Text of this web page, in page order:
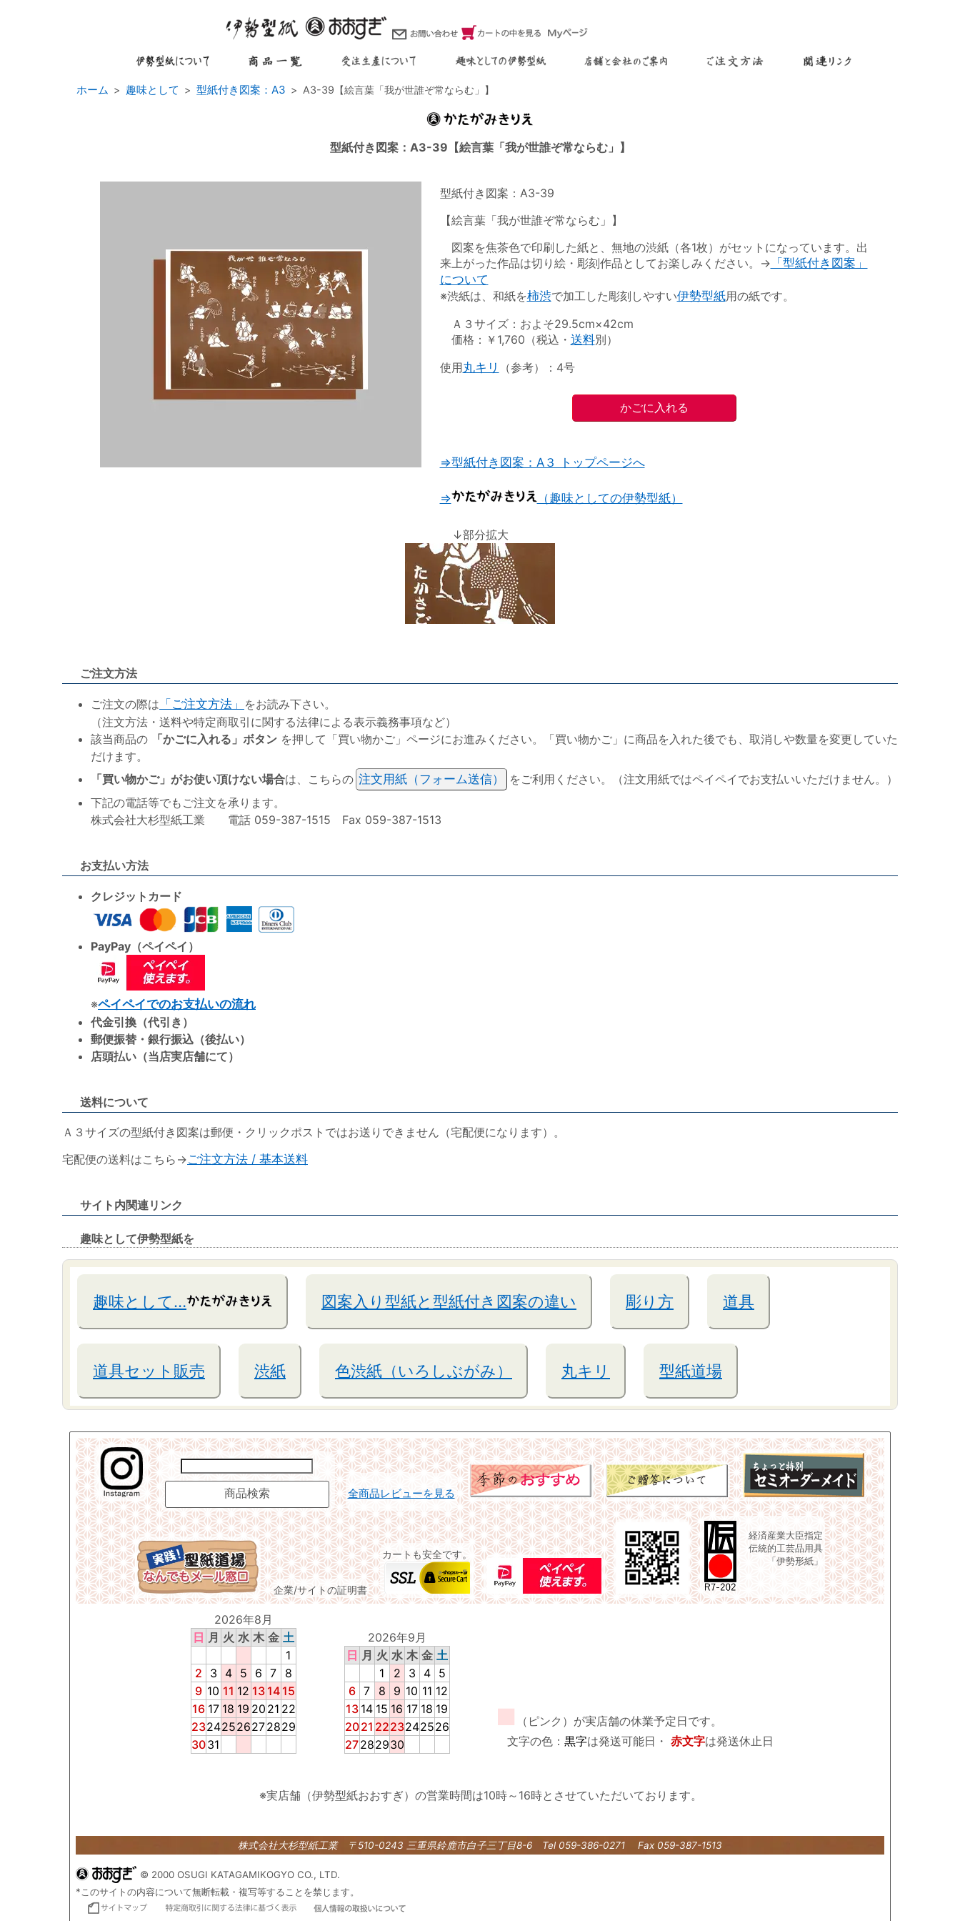
ホーム 趣味として 型紙付き図案：A3 A3-39【絵言葉「我が世誰ぞ常ならむ」】
型紙付き図案：A3-39【絵言葉「我が世誰ぞ常ならむ」】
型紙付き図案：A3-39
【絵言葉「我が世誰ぞ常ならむ」】
図案を焦茶色で印刷した紙と、無地の渋紙（各1枚）がセットになっています。出
来上がった作品は切り絵・彫刻作品としてお楽しみください。→ 「型紙付き図案」
について
※渋紙は、和紙を柿渋で加工した彫刻しやすい伊勢型紙用の紙です。
Ａ３サイズ：およそ29.5cm×42cm
価格：￥1,760（税込・ 送料別）
使用丸キリ （参考）：4号
⇒型紙付き図案：A３ トップページへ
⇒ （趣味としての伊勢型紙）
↓部分拡大
ご注文方法
ご注文の際は 「ご注文方法」 をお読み下さい。
（注文方法・送料や特定商取引に関する法律による表示義務事項など）
該当商品の
「かごに入れる」ボタン を押して「買い物かご」ページにお進みください。「買い物かご」に商品を入れた後でも、取消しや数量を変更していた
だけます。
「買い物かご」がお使い頂けない場合は、こちらの 注文用紙（フォーム送信）
をご利用ください。（注文用紙ではペイペイでお支払いいただけません。）
下記の電話等でもご注文を承ります。
株式会社大杉型紙工業 電話 059-387-1515 Fax 059-387-1513
お支払い方法
クレジットカード
PayPay（ペイペイ）
※ペイペイでのお支払いの流れ
代金引換（代引き）
郵便振替・銀行振込（後払い）
店頭払い（当店実店舗にて）
送料について
Ａ３サイズの型紙付き図案は郵便・クリックポストではお送りできません（宅配便になります）。
宅配便の送料はこちら→ご注文方法 / 基本送料
サイト内関連リンク
趣味として伊勢型紙を
趣味として… 図案入り型紙と型紙付き図案の違い 彫り方 道具
道具セット販売 渋紙 色渋紙（いろしぶがみ） 丸キリ 型紙道場
全商品レビューを見る
企業/サイトの証明書
カートも安全です。
経済産業大臣指定
伝統的工芸品用具
「伊勢形紙」
2026年8月
日 月 火 水 木 金 土
1
2
3 4 5 6 7
8
9 10 11 12 13 14 15
16 17 18 19 20 21 22
23242526272829
3031
2026年9月
日 月 火 水 木 金 土
1
2 3 4
5
6 7 8 9 10 11 12
13 14 15 16 17 18 19
2021 2223242526
27282930
■
（ピンク）が実店舗の休業予定日です。
文字の色： 黒字は発送可能日・ 赤文字は発送休止日
※実店舗（伊勢型紙おおすぎ）の営業時間は10時～16時とさせていただいております。
株式会社大杉型紙工業 〒510-0243 三重県鈴鹿市白子三丁目8-6 Tel 059-386-0271 Fax 059-387-1513
© 2000 OSUGI KATAGAMIKOGYO CO., LTD.
*このサイトの内容について無断転載・複写等することを禁じます。